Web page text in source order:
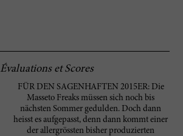
Évaluations et Scores
FÜR DEN SAGENHAFTEN 2015ER: Die
Masseto Freaks müssen sich noch bis
nächsten Sommer gedulden. Doch dann
heisst es aufgepasst, denn dann kommt einer
der allergrössten bisher produzierten